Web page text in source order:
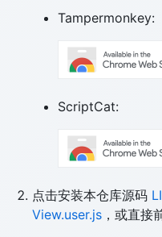
Tampermonkey:
ScriptCat:
点击安装本仓库源码
View.user.js ，或直接